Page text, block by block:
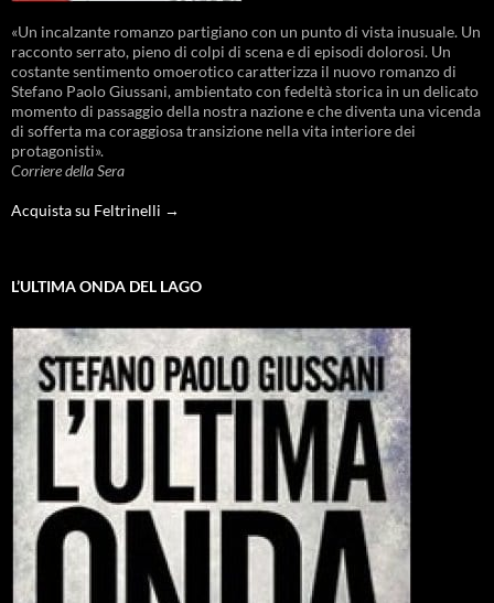
«Un incalzante romanzo partigiano con un punto di vista inusuale. Un
racconto serrato, pieno di colpi di scena e di episodi dolorosi. Un
costante sentimento omoerotico caratterizza il nuovo romanzo di
Stefano Paolo Giussani, ambientato con fedeltà storica in un delicato
momento di passaggio della nostra nazione e che diventa una vicenda
di sofferta ma coraggiosa transizione nella vita interiore dei
protagonisti».
Corriere della Sera
Acquista su Feltrinelli →
L’ULTIMA ONDA DEL LAGO